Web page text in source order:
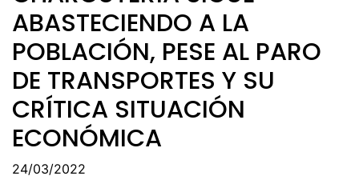
ABASTECIENDO A LA
POBLACIÓN, PESE AL PARO
DE TRANSPORTES Y SU
CRÍTICA SITUACIÓN
ECONÓMICA
24/03/2022